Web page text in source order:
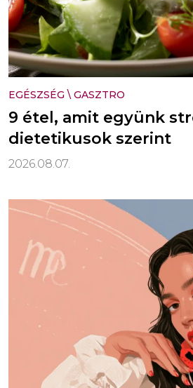
EGÉSZSÉG \ GASZTRO
9 étel, amit együnk
dietetikusok szerint
2026.08.07.